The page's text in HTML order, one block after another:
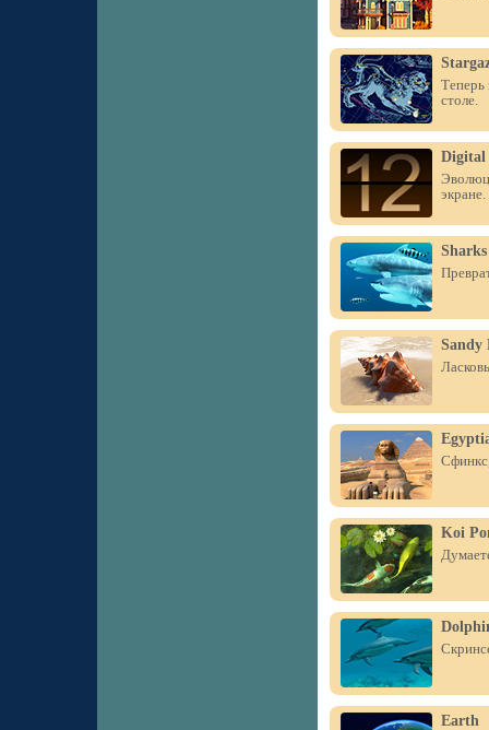
Теперь
столе.
Digital
экране.
Sharks
Sandy
Koi
Earth